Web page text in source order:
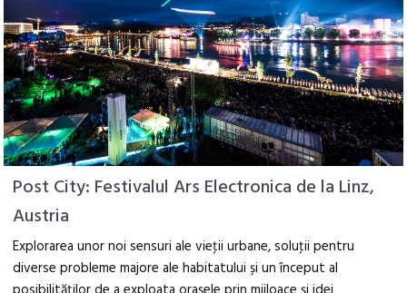
Post City: Festivalul Ars Electronica de la Linz,
Austria
Explorarea unor noi sensuri ale vieţii urbane, soluţii pentru
diverse probleme majore ale habitatului și un început al